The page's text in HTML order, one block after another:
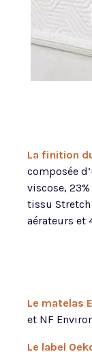
La finition
composée
viscose,
tissu Stretch
aérateurs et
Le matelas
et NF
Le label